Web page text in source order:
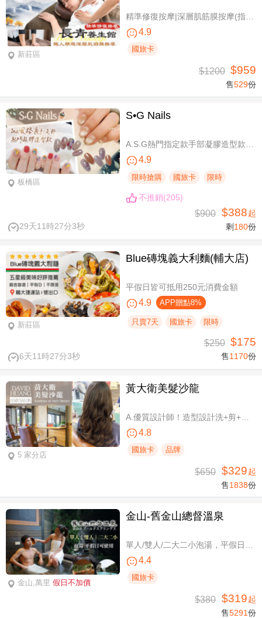
新莊區
4.9
國旅卡
$1200 $959
售529份
板橋區
S•G Nails
4.9
限時搶購 國旅卡 限時
不推銷(205)
29天11時27分2秒
$900 $388起
剩 180份
新莊區
Blue磚塊義大利麵(輔大店)
平假日皆可抵用250元消費金額
4.9 APP贈點8%
只賣7天 國旅卡 限時
6天11時27分2秒
$250 $175
售1170份
5 家分店
黃大衛美髮沙龍
4.8
國旅卡 品牌
$650 $329起
售1838份
金山,萬里 假日不加價
金山-舊金山總督溫泉
4.4
國旅卡
$380 $319起
售5291份